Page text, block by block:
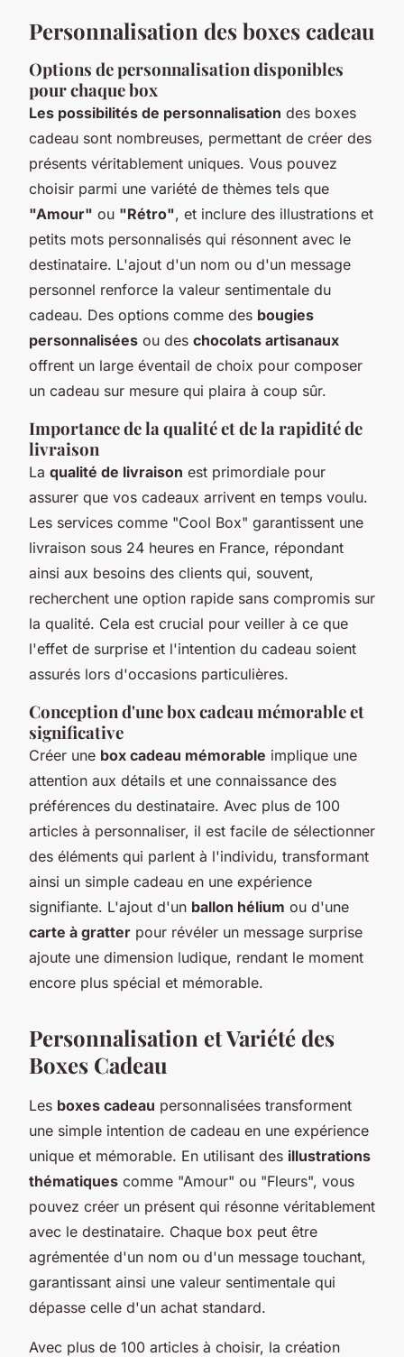
Personnalisation des boxes cadeau
Options de personnalisation disponibles
pour chaque box
Les possibilités de personnalisation des boxes
cadeau sont nombreuses, permettant de créer des
présents véritablement uniques. Vous pouvez
choisir parmi une variété de thèmes tels que
"Amour" ou "Rétro", et inclure des illustrations et
petits mots personnalisés qui résonnent avec le
destinataire. L'ajout d'un nom ou d'un message
personnel renforce la valeur sentimentale du
cadeau. Des options comme des bougies
personnalisées ou des chocolats artisanaux
offrent un large éventail de choix pour composer
un cadeau sur mesure qui plaira à coup sûr.
Importance de la qualité et de la rapidité de
livraison
La qualité de livraison est primordiale pour
assurer que vos cadeaux arrivent en temps voulu.
Les services comme "Cool Box" garantissent une
livraison sous 24 heures en France, répondant
ainsi aux besoins des clients qui, souvent,
recherchent une option rapide sans compromis sur
la qualité. Cela est crucial pour veiller à ce que
l'effet de surprise et l'intention du cadeau soient
assurés lors d'occasions particulières.
Conception d'une box cadeau mémorable et
significative
Créer une box cadeau mémorable implique une
attention aux détails et une connaissance des
préférences du destinataire. Avec plus de 100
articles à personnaliser, il est facile de sélectionner
des éléments qui parlent à l'individu, transformant
ainsi un simple cadeau en une expérience
signifiante. L'ajout d'un ballon hélium ou d'une
carte à gratter pour révéler un message surprise
ajoute une dimension ludique, rendant le moment
encore plus spécial et mémorable.
Personnalisation et Variété des
Boxes Cadeau
Les boxes cadeau personnalisées transforment
une simple intention de cadeau en une expérience
unique et mémorable. En utilisant des illustrations
thématiques comme "Amour" ou "Fleurs", vous
pouvez créer un présent qui résonne véritablement
avec le destinataire. Chaque box peut être
agrémentée d'un nom ou d'un message touchant,
garantissant ainsi une valeur sentimentale qui
dépasse celle d'un achat standard.
Avec plus de 100 articles à choisir, la création